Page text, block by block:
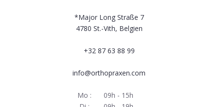
*Major Long Straße 7
4780 St.-Vith, Belgien
+32 87 63 88 99
info@orthopraxen.com
Mo :
09h - 15h